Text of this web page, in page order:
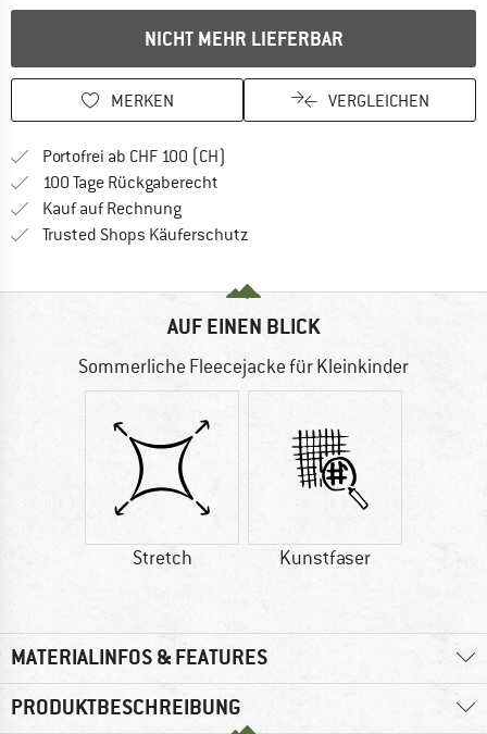
NICHT MEHR LIEFERBAR
MERKEN VERGLEICHEN
Portofrei ab CHF 100 (CH)
100 Tage Rückgaberecht
Kauf auf RechnungFinde die Zahlungs-Infos hier! Öffnet
Trusted Shops Käuferschutz
AUF EINEN BLICK
Sommerliche Fleecejacke für Kleinkinder
Stretch Kunstfaser
MATERIALINFOS & FEATURES
PRODUKTBESCHREIBUNG